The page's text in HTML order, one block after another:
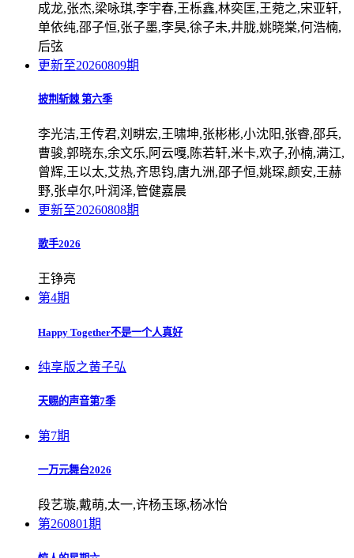
成龙,张杰,梁咏琪,李宇春,王栎鑫,林奕匡,王菀之,宋亚轩,
单依纯,邵子恒,张子墨,李昊,徐子未,井胧,姚晓棠,何浩楠,
后弦
更新至20260809期
披荆斩棘 第六季
李光洁,王传君,刘畊宏,王啸坤,张彬彬,小沈阳,张睿,邵兵,
曹骏,郭晓东,余文乐,阿云嘎,陈若轩,米卡,欢子,孙楠,满江,
曾辉,王以太,艾热,齐思钧,唐九洲,邵子恒,姚琛,颜安,王赫
野,张卓尔,叶润泽,管健嘉晨
更新至20260808期
歌手2026
王铮亮
第4期
Happy Together不是一个人真好
纯享版之黄子弘
天赐的声音第7季
第7期
一万元舞台2026
段艺璇,戴萌,太一,许杨玉琢,杨冰怡
第260801期